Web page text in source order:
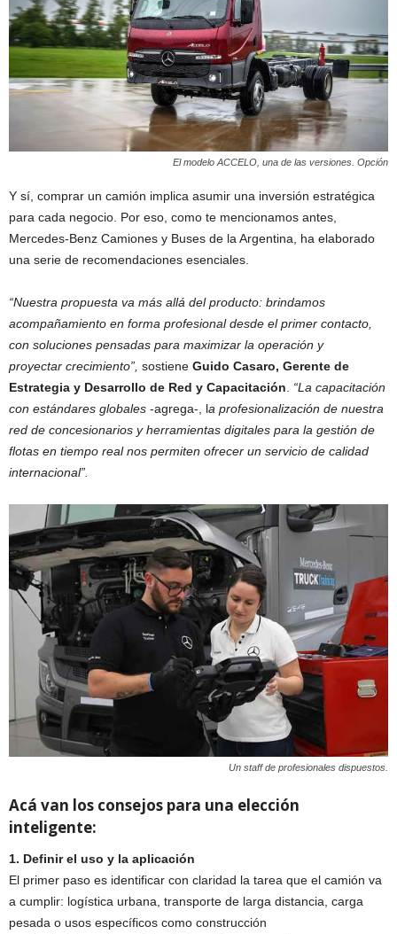
El modelo ACCELO, una de las versiones. Opción
Y sí, comprar un camión implica asumir una inversión estratégica
para cada negocio. Por eso, como te mencionamos antes,
Mercedes-Benz Camiones y Buses de la Argentina, ha elaborado
una serie de recomendaciones esenciales.
“Nuestra propuesta va más allá del producto: brindamos
acompañamiento en forma profesional desde el primer contacto,
con soluciones pensadas para maximizar la operación y
proyectar crecimiento”, sostiene Guido Casaro, Gerente de
Estrategia y Desarrollo de Red y Capacitación
“La capacitación
con estándares globales -agrega-, la profesionalización de nuestra
red de concesionarios y herramientas digitales para la gestión de
flotas en tiempo real nos permiten ofrecer un servicio de calidad
internacional”.
Un staff de profesionales dispuestos.
Acá van los consejos para una elección
inteligente:
1. Definir el uso y la aplicación
El primer paso es identificar con claridad la tarea que el camión va
a cumplir: logística urbana, transporte de larga distancia, carga
pesada o usos específicos como construcción